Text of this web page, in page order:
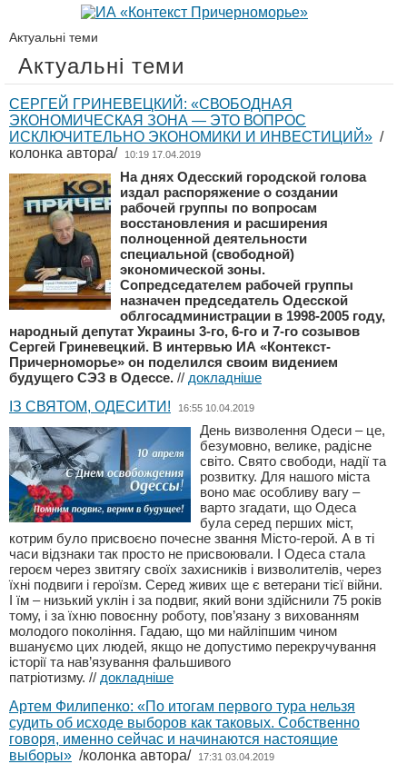
Актуальні теми
Актуальні теми
СЕРГЕЙ ГРИНЕВЕЦКИЙ: «СВОБОДНАЯ
ЭКОНОМИЧЕСКАЯ ЗОНА — ЭТО ВОПРОС
ИСКЛЮЧИТЕЛЬНО ЭКОНОМИКИ И ИНВЕСТИЦИЙ» /
колонка автора/
10:19 17.04.2019
На днях Одесский городской голова
издал распоряжение о создании
рабочей группы по вопросам
восстановления и расширения
полноценной деятельности
специальной (свободной)
экономической зоны.
Сопредседателем рабочей группы
назначен председатель Одесской
облгосадминистрации в 1998-2005 году,
народный депутат Украины 3-го, 6-го и 7-го созывов
Сергей Гриневецкий. В интервью ИА «Контекст-
Причерноморье» он поделился своим видением
будущего СЭЗ в Одессе. // докладніше
ІЗ СВЯТОМ, ОДЕСИТИ!
16:55 10.04.2019
День визволення Одеси – це,
безумовно, велике, радісне
світо. Свято свободи, надії та
розвитку. Для нашого міста
воно має особливу вагу –
варто згадати, що Одеса
була серед перших міст,
котрим було присвоєно почесне звання Місто-герой. А в ті
часи відзнаки так просто не присвоювали. І Одеса стала
героєм через звитягу своїх захисників і визволителів, через
їхні подвиги і героїзм. Серед живих ще є ветерани тієї війни.
І їм – низький уклін і за подвиг, який вони здійснили 75 років
тому, і за їхню повоєнну роботу, пов’язану з вихованням
молодого покоління. Гадаю, що ми найліпшим чином
вшануємо цих людей, якщо не допустимо перекручування
історії та нав’язування фальшивого
патріотизму. // докладніше
Артем Филипенко: «По итогам первого тура нельзя
судить об исходе выборов как таковых. Собственно
говоря, именно сейчас и начинаются настоящие
выборы» /колонка автора/ 17:31 03.04.2019